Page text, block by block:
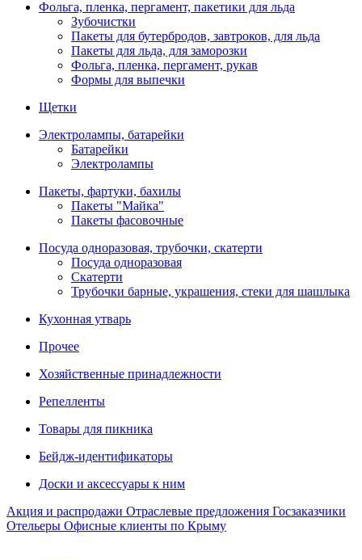
Фольга, пленка, пергамент, пакетики для льда
Зубочистки
Пакеты для бутербродов, завтроков, для льда
Пакеты для льда, для заморозки
Фольга, пленка, пергамент, рукав
Формы для выпечки
Щетки
Электролампы, батарейки
Батарейки
Электролампы
Пакеты, фартуки, бахилы
Пакеты "Майка"
Пакеты фасовочные
Посуда одноразовая, трубочки, скатерти
Посуда одноразовая
Скатерти
Трубочки барные, украшения, стеки для шашлыка
Кухонная утварь
Прочее
Хозяйственные принадлежности
Репелленты
Товары для пикника
Бейдж-идентификаторы
Доски и аксессуары к ним
Акция и распродажи Отраслевые предложения Госзаказчики
Отельеры Офисные клиенты по Крыму